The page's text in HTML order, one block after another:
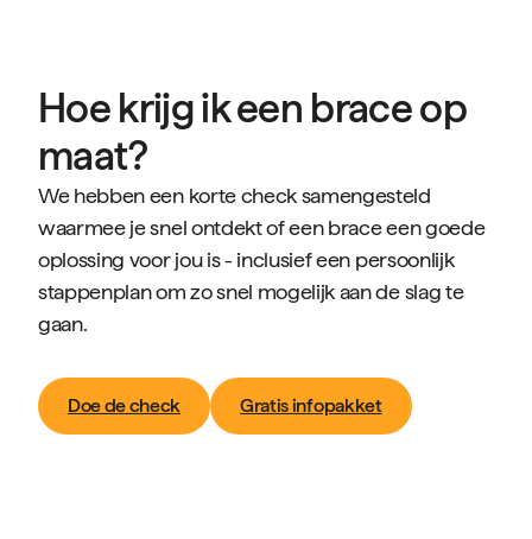
Hoe krijg ik een brace op
maat?
We hebben een korte check samengesteld
waarmee je snel ontdekt of een brace een goede
oplossing voor jou is - inclusief een persoonlijk
stappenplan om zo snel mogelijk aan de slag te
gaan.
Doe de check Gratis infopakket